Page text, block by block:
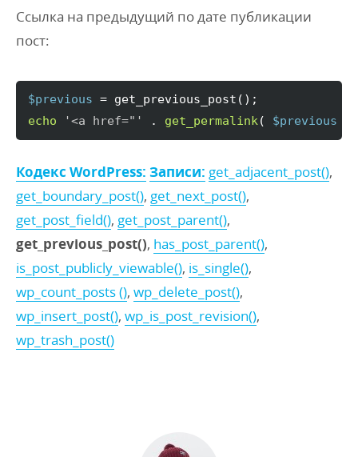
Ссылка на предыдущий по дате публикации
пост:
$previous = get_previous_post ( )
echo
'<a href="' . get_permalink ( $previous
Кодекс WordPress: Записи: get_adjacent_post(),
get_boundary_post(), get_next_post(),
get_post_field(), get_post_parent(),
get_previous_post(), has_post_parent(),
is_post_publicly_viewable(), is_single(),
wp_count_posts (), wp_delete_post(),
wp_insert_post(), wp_is_post_revision(),
wp_trash_post()